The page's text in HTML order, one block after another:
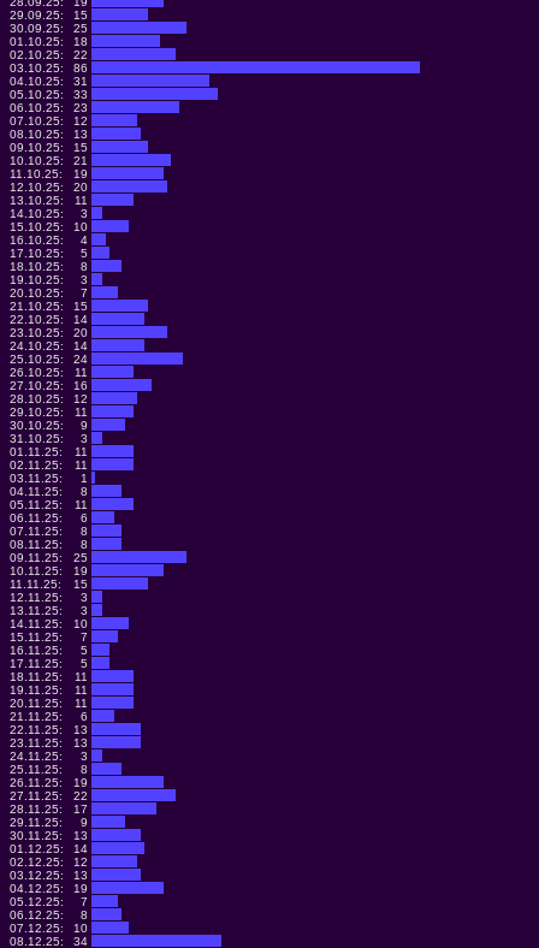
29.09.25:
15
30.09.25:
25
01.10.25:
18
02.10.25:
22
03.10.25:
86
04.10.25:
31
05.10.25:
33
06.10.25:
23
07.10.25:
12
08.10.25:
13
09.10.25:
15
10.10.25:
21
11.10.25:
19
12.10.25:
20
13.10.25:
11
14.10.25:
3
15.10.25:
10
16.10.25:
4
17.10.25:
5
18.10.25:
8
19.10.25:
3
20.10.25:
7
21.10.25:
15
22.10.25:
14
23.10.25:
20
24.10.25:
14
25.10.25:
24
26.10.25:
11
27.10.25:
16
28.10.25:
12
29.10.25:
11
30.10.25:
9
31.10.25:
3
01.11.25:
11
02.11.25:
11
03.11.25:
1
04.11.25:
8
05.11.25:
11
06.11.25:
6
07.11.25:
8
08.11.25:
8
09.11.25:
25
10.11.25:
19
11.11.25:
15
12.11.25:
3
13.11.25:
3
14.11.25:
10
15.11.25:
7
16.11.25:
5
17.11.25:
5
18.11.25:
11
19.11.25:
11
20.11.25:
11
21.11.25:
6
22.11.25:
13
23.11.25:
13
24.11.25:
3
25.11.25:
8
26.11.25:
19
27.11.25:
22
28.11.25:
17
29.11.25:
9
30.11.25:
13
01.12.25:
14
02.12.25:
12
03.12.25:
13
04.12.25:
19
05.12.25:
7
06.12.25:
8
07.12.25:
10
08.12.25:
34